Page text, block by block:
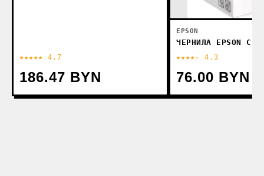
★★★★★ 4.7
186.47 BYN
EPSON
ЧЕРНИЛА EPSON
★★★★☆ 4.3
76.00 BYN